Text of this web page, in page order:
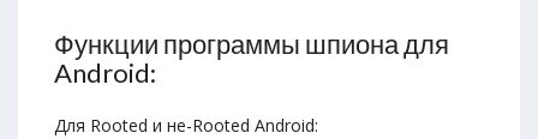
Функции программы шпиона для
Android:
Для Rooted и не-Rooted Android: